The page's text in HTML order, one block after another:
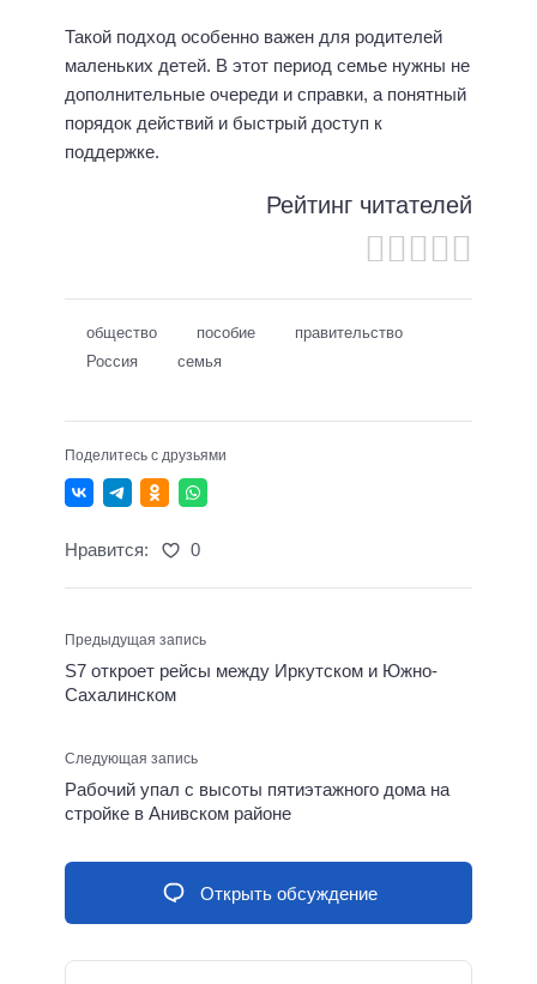
Такой подход особенно важен для родителей
маленьких детей. В этот период семье нужны не
дополнительные очереди и справки, а понятный
порядок действий и быстрый доступ к
поддержке.
Рейтинг читателей
общество пособие
правительство
Россия
семья
Поделитесь с друзьями
Нравится: 0
Предыдущая запись
S7 откроет рейсы между Иркутском и Южно-
Сахалинском
Следующая запись
Рабочий упал с высоты пятиэтажного дома на
стройке в Анивском районе
Открыть обсуждение